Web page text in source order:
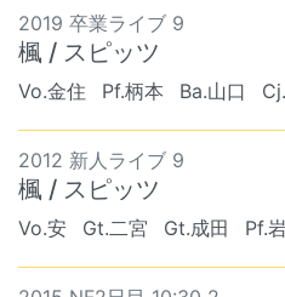
2019 卒業ライブ 9
楓 / スピッツ
Vo.金住 Pf.柄本 Ba.山口
2012 新人ライブ 9
楓 / スピッツ
Vo.安 Gt.二宮 Gt.成田 Pf.